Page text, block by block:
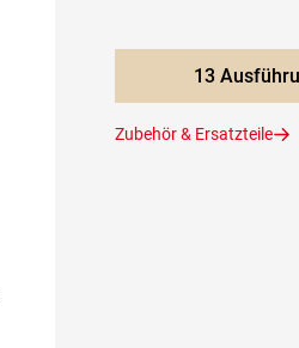
13
Zubehör & Ersatzteile